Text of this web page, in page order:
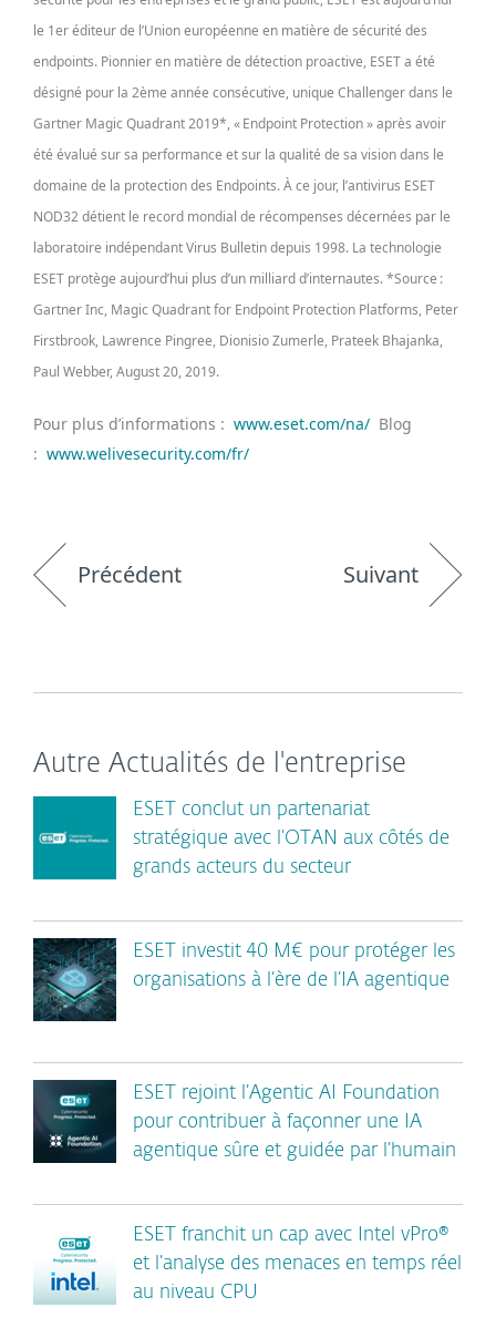
le 1er éditeur de l’Union européenne en matière de sécurité des
endpoints. Pionnier en matière de détection proactive, ESET a été
désigné pour la 2ème année consécutive, unique Challenger dans le
Gartner Magic Quadrant 2019*, « Endpoint Protection » après avoir
été évalué sur sa performance et sur la qualité de sa vision dans le
domaine de la protection des Endpoints. À ce jour, l’antivirus ESET
NOD32 détient le record mondial de récompenses décernées par le
laboratoire indépendant Virus Bulletin depuis 1998. La technologie
ESET protège aujourd’hui plus d’un milliard d’internautes. *Source :
Gartner Inc, Magic Quadrant for Endpoint Protection Platforms, Peter
Firstbrook, Lawrence Pingree, Dionisio Zumerle, Prateek Bhajanka,
Paul Webber, August 20, 2019.
Pour plus d’informations : www.eset.com/na/ Blog
: www.welivesecurity.com/fr/
Précédent Suivant
Autre Actualités de l'entreprise
ESET conclut un partenariat
stratégique avec l’OTAN aux côtés de
grands acteurs du secteur
ESET investit 40 M€ pour protéger les
organisations à l’ère de l’IA agentique
ESET rejoint l’Agentic AI Foundation
pour contribuer à façonner une IA
agentique sûre et guidée par l’humain
ESET franchit un cap avec Intel vPro®
et l’analyse des menaces en temps réel
au niveau CPU